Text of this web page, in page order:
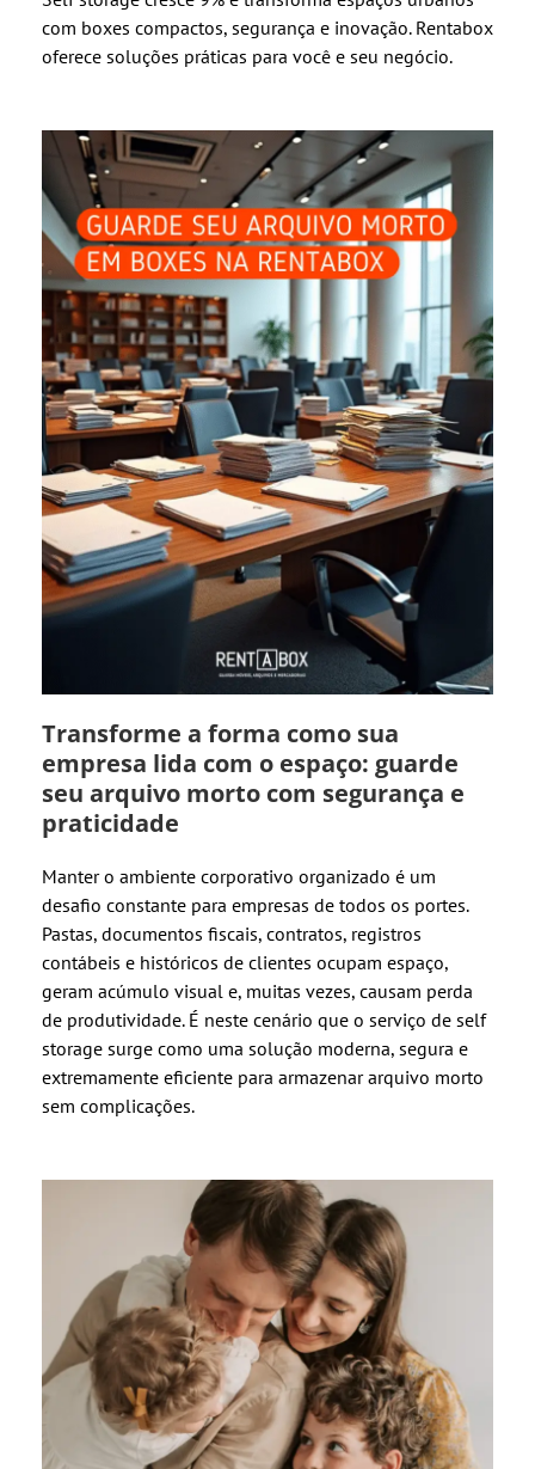
com boxes compactos, segurança e inovação. Rentabox
oferece soluções práticas para você e seu negócio.
Transforme a forma como sua
empresa lida com o espaço: guarde
seu arquivo morto com segurança e
praticidade
Manter o ambiente corporativo organizado é um
desafio constante para empresas de todos os portes.
Pastas, documentos fiscais, contratos, registros
contábeis e históricos de clientes ocupam espaço,
geram acúmulo visual e, muitas vezes, causam perda
de produtividade. É neste cenário que o serviço de self
storage surge como uma solução moderna, segura e
extremamente eficiente para armazenar arquivo morto
sem complicações.